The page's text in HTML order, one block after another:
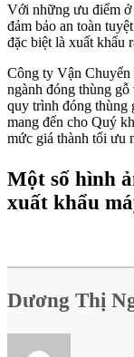
Với những ưu điểm ở
đảm bảo an toàn
đặc biệt là xuất khẩu
Công ty Vận
ngành đóng thùng
quy trình đóng thùng
mang đến cho Quý
mức giá thành tối ưu
Một số hình
xuất khẩu
Dương Thị